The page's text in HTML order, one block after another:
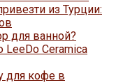
из Турции:
для ванной?
Ceramica
для кофе в